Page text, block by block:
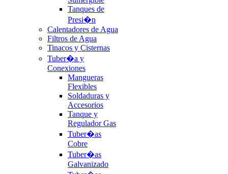
Tanques de
Presi�n
Calentadores de Agua
Filtros de Agua
Tinacos y Cisternas
Tuber�a y
Conexiones
Mangueras
Flexibles
Soldaduras y
Accesorios
Tanque y
Regulador Gas
Tuber�as
Cobre
Tuber�as
Galvanizado